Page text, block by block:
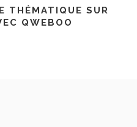
THÉMATIQUE SUR
QWEBOO